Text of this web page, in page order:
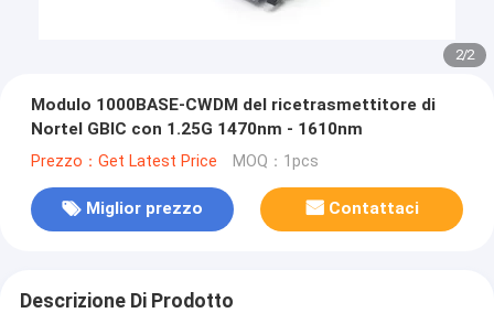
1/2
Modulo 1000BASE-CWDM del ricetrasmettitore di
Nortel GBIC con 1.25G 1470nm - 1610nm
Prezzo：Get Latest Price MOQ：1pcs
Miglior prezzo Contattaci
Descrizione Di Prodotto